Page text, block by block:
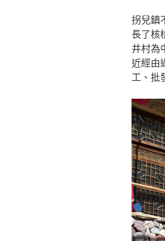
拐兒鎮
長了核
井村為
近經由
工、批